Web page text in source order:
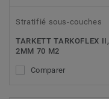
Stratifié sous-couches
TARKETT TARKOFLEX II,
2MM 70 M2
Comparer